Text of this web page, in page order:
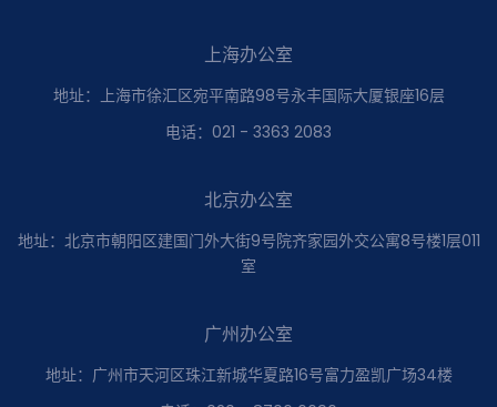
上海办公室
地址：上海市徐汇区宛平南路98号永丰国际大厦银座16层
电话：021 - 3363 2083
北京办公室
地址：北京市朝阳区建国门外大街9号院齐家园外交公寓8号楼1层011
室
广州办公室
地址：广州市天河区珠江新城华夏路16号富力盈凯广场34楼